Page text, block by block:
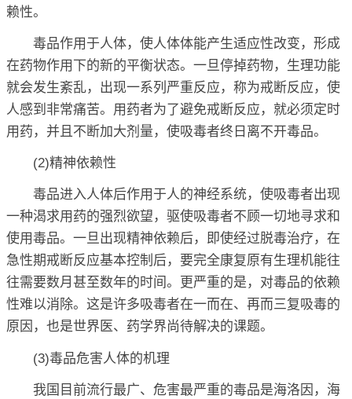
赖性。
毒品作用于人体，使人体体能产生适应性改变，形成
在药物作用下的新的平衡状态。一旦停掉药物，生理功能
就会发生紊乱，出现一系列严重反应，称为戒断反应，使
人感到非常痛苦。用药者为了避免戒断反应，就必须定时
用药，并且不断加大剂量，使吸毒者终日离不开毒品。
(2)精神依赖性
毒品进入人体后作用于人的神经系统，使吸毒者出现
一种渴求用药的强烈欲望，驱使吸毒者不顾一切地寻求和
使用毒品。一旦出现精神依赖后，即使经过脱毒治疗，在
急性期戒断反应基本控制后，要完全康复原有生理机能往
往需要数月甚至数年的时间。更严重的是，对毒品的依赖
性难以消除。这是许多吸毒者在一而在、再而三复吸毒的
原因，也是世界医、药学界尚待解决的课题。
(3)毒品危害人体的机理
我国目前流行最广、危害最严重的毒品是海洛因，海